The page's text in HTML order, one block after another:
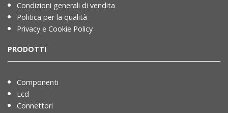
Condizioni generali di vendita
Politica per la qualità
Privacy e Cookie Policy
PRODOTTI
Componenti
Lcd
Connettori